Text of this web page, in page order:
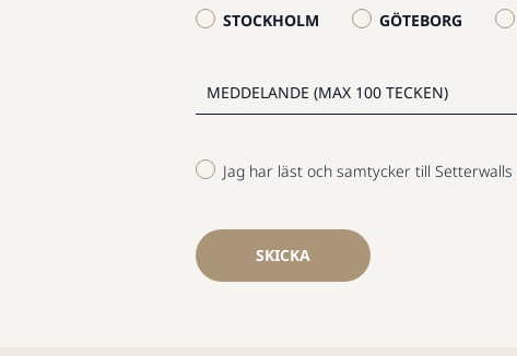
STOCKHOLM GÖTEBORG
Jag har läst och samtycker till Setterwalls
SKICKA